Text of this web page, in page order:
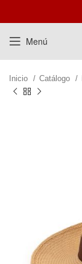
Menú
Inicio Catálogo